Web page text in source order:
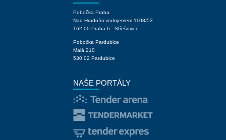
Pobočka Praha
Nad Hradním vodojemem 1108/53
162 00 Praha 6 - Střešovice
Pobočka Pardubice
Malá 210
530 02 Pardubice
NAŠE PORTÁLY